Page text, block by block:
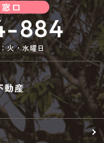
口
884
火・水曜日
動産